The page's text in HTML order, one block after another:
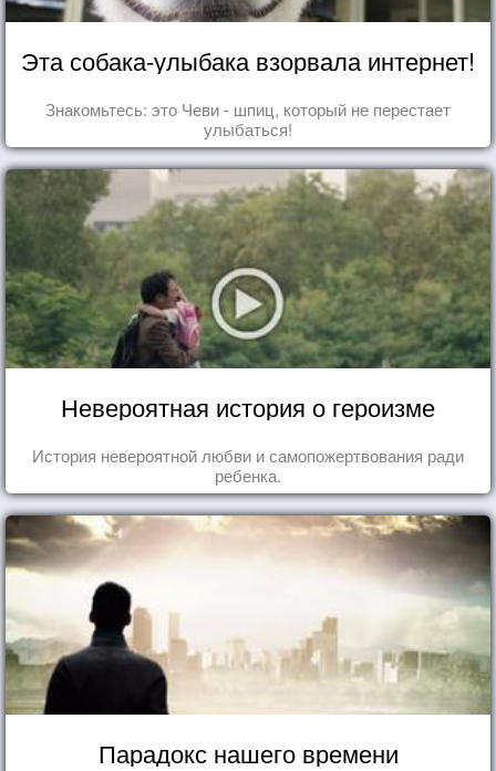
Эта собака-улыбака взорвала интернет!
Знакомьтесь: это Чеви - шпиц, который не перестает
улыбаться!
Невероятная история о героизме
История невероятной любви и самопожертвования ради
ребенка.
Парадокс нашего времени